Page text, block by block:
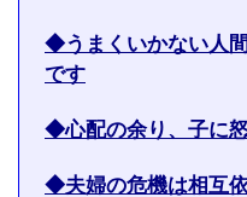
◆うまくいかない人
です
◆心配の余り、子に
◆夫婦の危機は相互